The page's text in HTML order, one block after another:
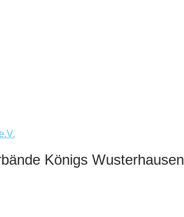
Königs Wusterhausen